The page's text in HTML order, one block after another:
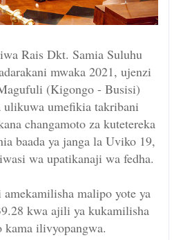
Rais Dkt. Samia Suluhu
mwaka 2021, ujenzi
(Kigongo - Busisi)
ulikuwa umefikia takribani
changamoto za kutetereka
baada ya janga la Uviko 19,
wa upatikanaji wa fedha.
malipo yote ya
kwa ajili ya kukamilisha
kama ilivyopangwa.